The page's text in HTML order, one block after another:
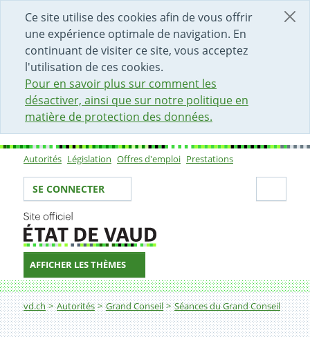
Ce site utilise des cookies afin de vous offrir
une expérience optimale de navigation. En
continuant de visiter ce site, vous acceptez
l'utilisation de ces cookies.
Pour en savoir plus sur comment les
désactiver, ainsi que sur notre politique en
matière de protection des données.
DÉBUT DU CONTENU DE LA PAGE
ACCÈS AU CHAMP DE RECHERCHE
PAGE D'ACCUEIL
FORMULAIRE DE CONTACT
Sous-navigation
Autorités Législation Offres d'emploi Prestations
Votre identité
SE CONNECTER
AFFICHER LES THÈMES
Fil d'Ariane
vd.ch Autorités Grand Conseil Séances du Grand Conseil